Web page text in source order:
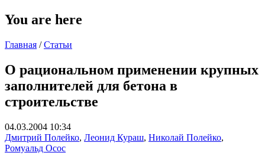
You are here
Главная / Статьи
О рациональном применении крупных
заполнителей для бетона в
строительстве
04.03.2004 10:34
Дмитрий Полейко, Леонид Кураш, Николай Полейко,
Ромуальд Осос